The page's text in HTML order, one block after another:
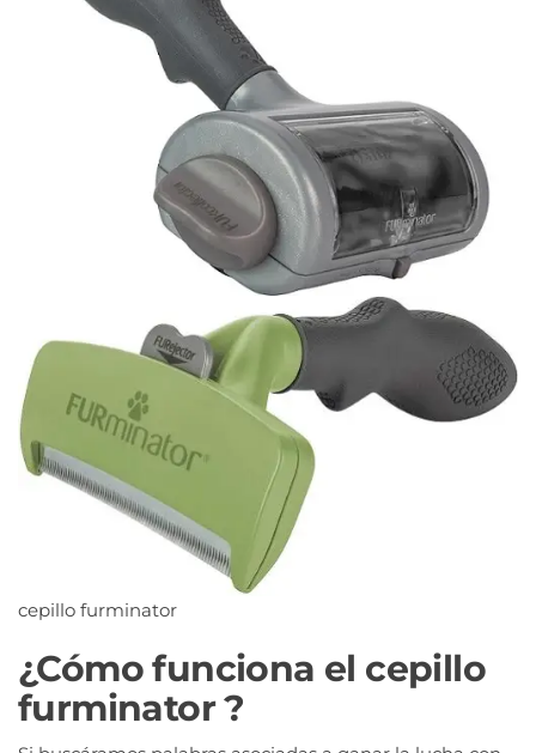
cepillo furminator
¿Cómo funciona el cepillo
furminator ?